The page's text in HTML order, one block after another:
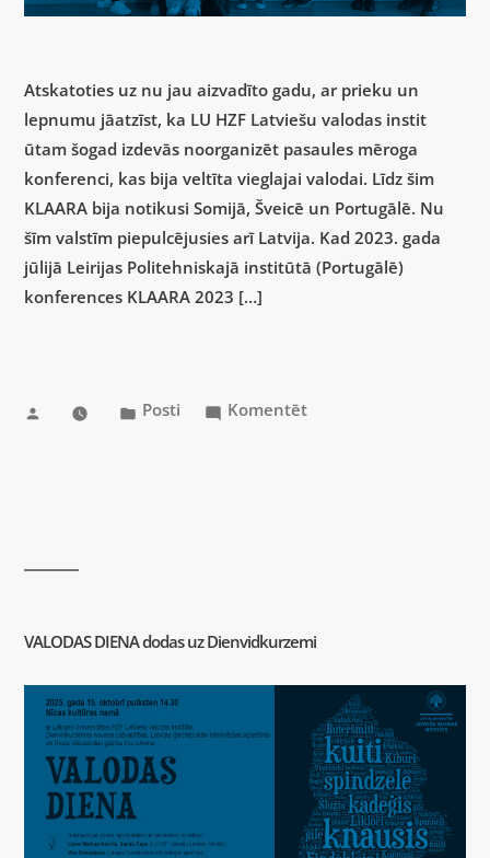
Atskatoties uz nu jau aizvadīto gadu, ar prieku un
lepnumu jāatzīst, ka LU HZF Latviešu valodas instit
ūtam šogad izdevās noorganizēt pasaules mēroga
konferenci, kas bija veltīta vieglajai valodai. Līdz šim
KLAARA bija notikusi Somijā, Šveicē un Portugālē. Nu
šīm valstīm piepulcējusies arī Latvija. Kad 2023. gada
jūlijā Leirijas Politehniskajā institūtā (Portugālē)
konferences KLAARA 2023 […]
Posti Komentēt
VALODAS DIENA dodas uz Dienvidkurzemi